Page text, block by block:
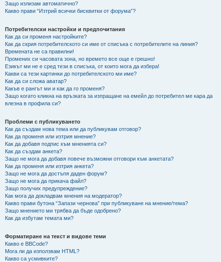
Защо излизам автоматично?
Какво прави “Изтрий всички бисквитки от форума”?
Потребителски настройки и предпочитания
Как да си променя настройките?
Как да скрия потребителското си име от списъка с потребителите на линия?
Времената не са правилни!
Промених си часовата зона, но времето все още е грешно!
Езикът ми не е сред тези в списъка, от които мога да избера!
Какви са тези картинки до потребителското ми име?
Как да си сложа аватар?
Какъв е рангът ми и как да го променя?
Защо когато кликна на връзката за изпращане на емейл до потребител ме кара да
влезна в профила си?
Проблеми с публикуването
Как да създам нова тема или да публикувам отговор?
Как да променя или изтрия мнение?
Как да добавя подпис към мненията си?
Как да създам анкета?
Защо не мога да добавя повече възможни отговори към анкетата?
Как да променя или изтрия анкета?
Защо не мога да достъпя даден форум?
Защо не мога да прикача файл?
Защо получих предупреждение?
Как мога да докладвам мнения на модератор?
Какво прави бутона “Запази чернова” при публикуване на мнение/тема?
Защо мнението ми трябва да бъде одобрено?
Как да избутам темата ми?
Форматиране на текст и видове теми
Какво е BBCode?
Мога ли да използвам HTML?
Какво са усмивките?